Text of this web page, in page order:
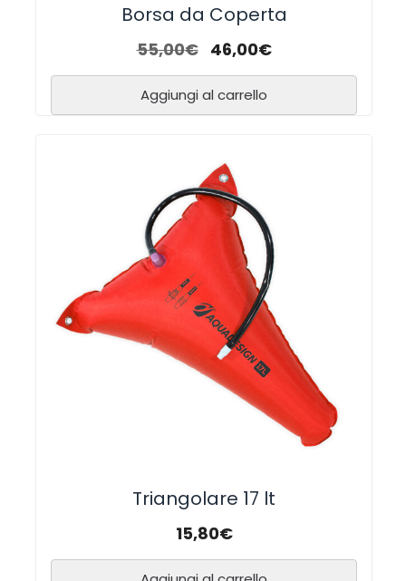
Borsa da Coperta
55,00€ 46,00€
Aggiungi al carrello
Triangolare 17 lt
15,80€